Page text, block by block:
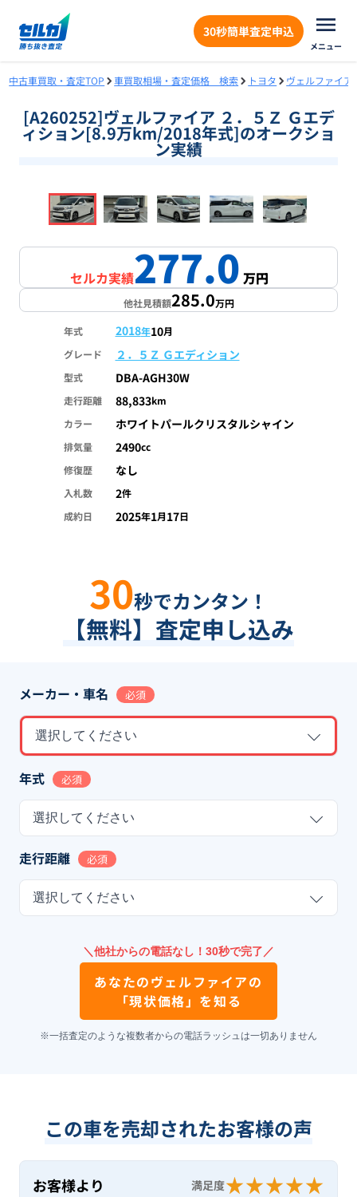
30秒簡単査定申込
メニュー
中古車買取・査定TOP 車買取相場・査定価格 検索 トヨタ ヴェルファイア
[A260252]ヴェルファイア ２．５Ｚ Ｇエデ
ィション[8.9万km/2018年式]のオークショ
ン実績
1/19
セルカ実績277.0万円
他社見積額285.0万円
年式 2018年10月
グレード
２．５Ｚ Ｇエディション
型式 DBA-AGH30W
走行距離 88,833km
カラー
ホワイトパールクリスタルシャイン
排気量 2490cc
修復歴
なし
入札数 2件
成約日
2025年1月17日
30秒でカンタン！
【無料】査定申し込み
メーカー・車名 必須
選択してください
年式 必須
選択してください
走行距離 必須
選択してください
＼他社からの電話なし！30秒で完了／
あなたのヴェルファイアの
「現状価格」を知る
※一括査定のような複数者からの電話ラッシュは一切ありません
この車を売却されたお客様の声
お客様より 満足度